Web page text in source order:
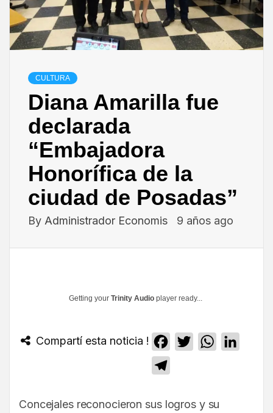
CULTURA
Diana Amarilla fue
declarada
“Embajadora
Honorífica de la
ciudad de Posadas”
By Administrador Economis 9 años ago
Getting your Trinity Audio player ready...
Compartí esta noticia ! Facebook
TwitterWhatsApp
Concejales reconocieron sus logros y su